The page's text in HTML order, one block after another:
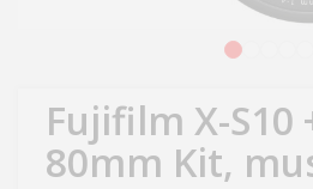
Fujifilm X-S10
80mm Kit,
aed